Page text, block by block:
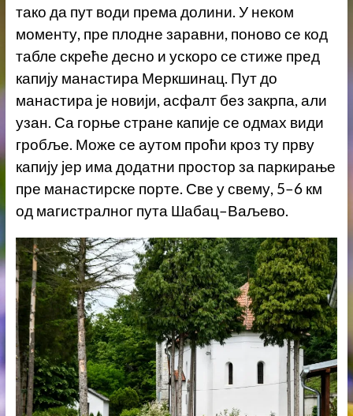
тако да пут води према долини. У неком
моменту, пре плодне заравни, поново се код
табле скреће десно и ускоро се стиже пред
капију манастира Меркшинац. Пут до
манастира је новији, асфалт без закрпа, али
узан. Са горње стране капије се одмах види
гробље. Може се аутом проћи кроз ту прву
капију јер има додатни простор за паркирање
пре манастирске порте. Све у свему, 5–6 км
од магистралног пута Шабац–Ваљево.